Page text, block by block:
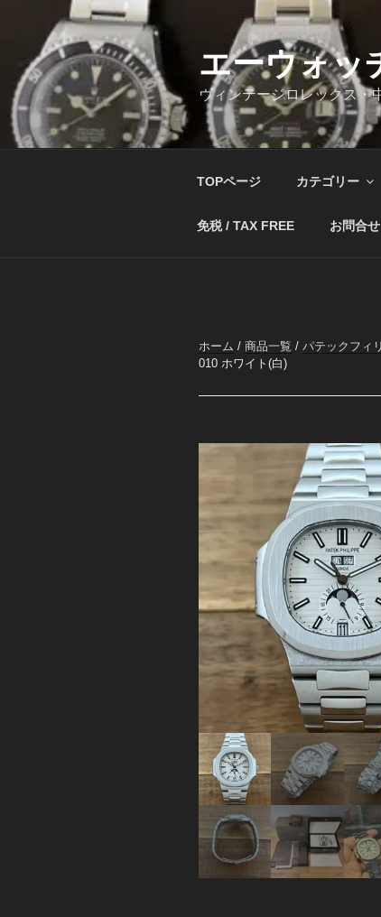
ツ
へ
ス
エーウォッ
ヴィンテージロレックス・
TOPページ カテゴリー
免税 / TAX FREE お問合せ
ホーム / 商品一覧 / パテックフィ
010 ホワイト(白)